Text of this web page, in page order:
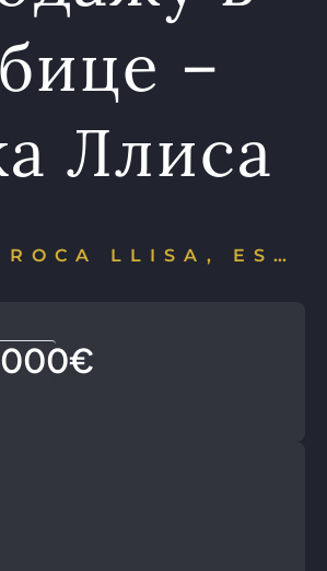
–
Ллиса
LLISA, ESPAÑA